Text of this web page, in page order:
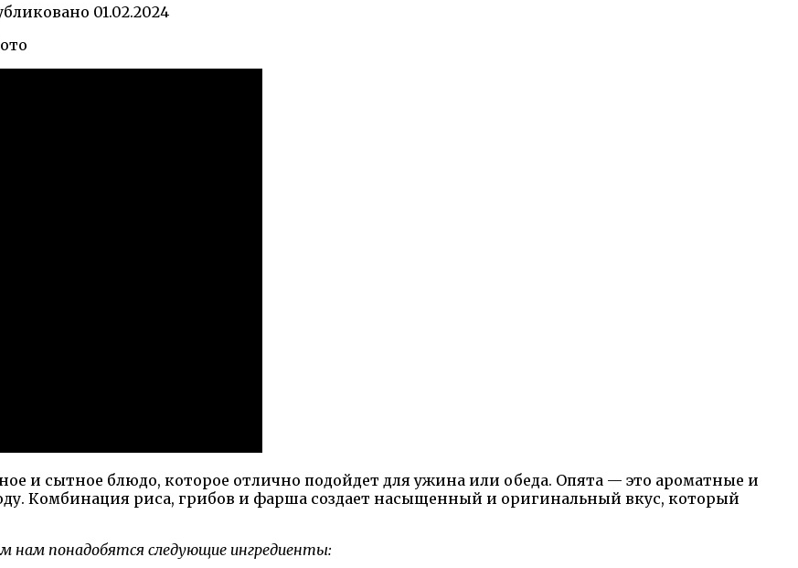
01.02.2024
и сытное блюдо, которое отлично подойдет для ужина или обеда. Опята — это ароматные и
Комбинация риса, грибов и фарша создает насыщенный и оригинальный вкус, который
нам понадобятся следующие ингредиенты: